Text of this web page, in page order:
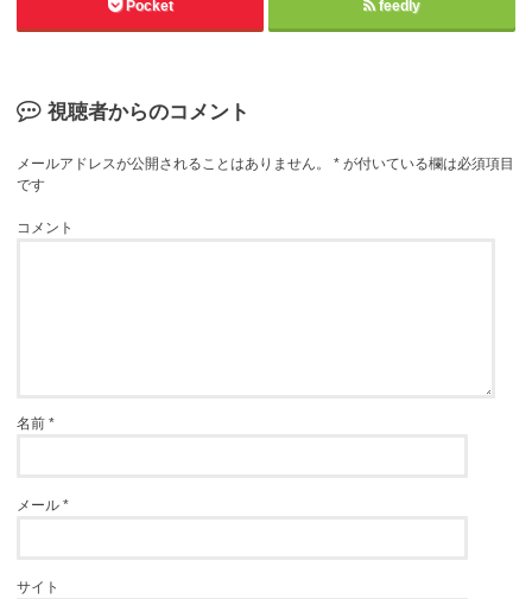
Pocket feedly
視聴者からのコメント
メールアドレスが公開されることはありません。 * が付いている欄は必須項目
です
コメント
名前*
メール*
サイト